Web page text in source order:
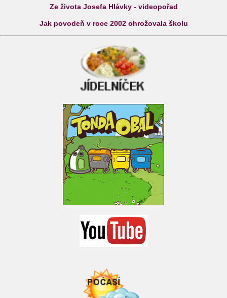
Ze života Josefa Hlávky - videopořad
Jak povodeň v roce 2002 ohrožovala školu